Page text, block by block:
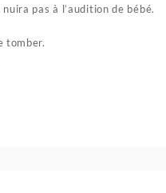
pas à l’audition de bébé.
tomber.